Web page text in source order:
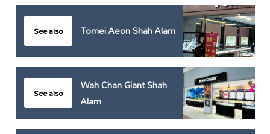
See also Tomei Aeon Shah Alam
See also
Wah Chan Giant Shah
Alam